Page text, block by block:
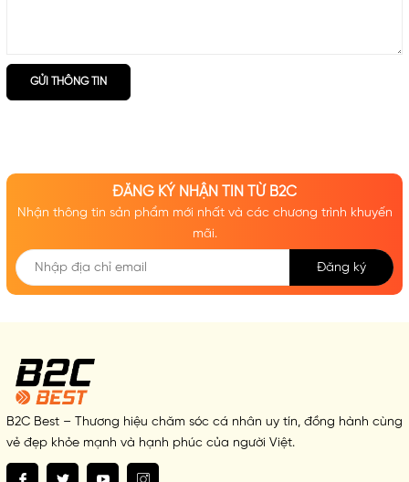
GỬI THÔNG TIN
ĐĂNG KÝ NHẬN TIN TỪ B2C
Nhận thông tin sản phẩm mới nhất và các chương trình khuyến
mãi.
Đăng ký
B2C Best – Thương hiệu chăm sóc cá nhân uy tín, đồng hành cùng
vẻ đẹp khỏe mạnh và hạnh phúc của người Việt.